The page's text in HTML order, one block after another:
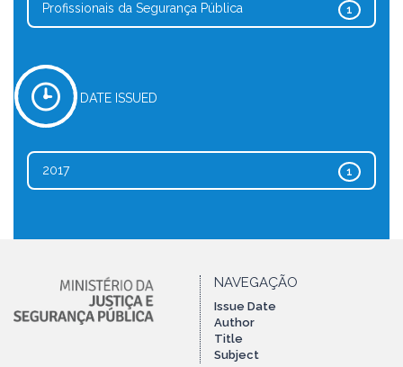
1
Profissionais da Segurança Pública
DATE ISSUED
1
2017
NAVEGAÇÃO
Issue Date
Author
Title
Subject